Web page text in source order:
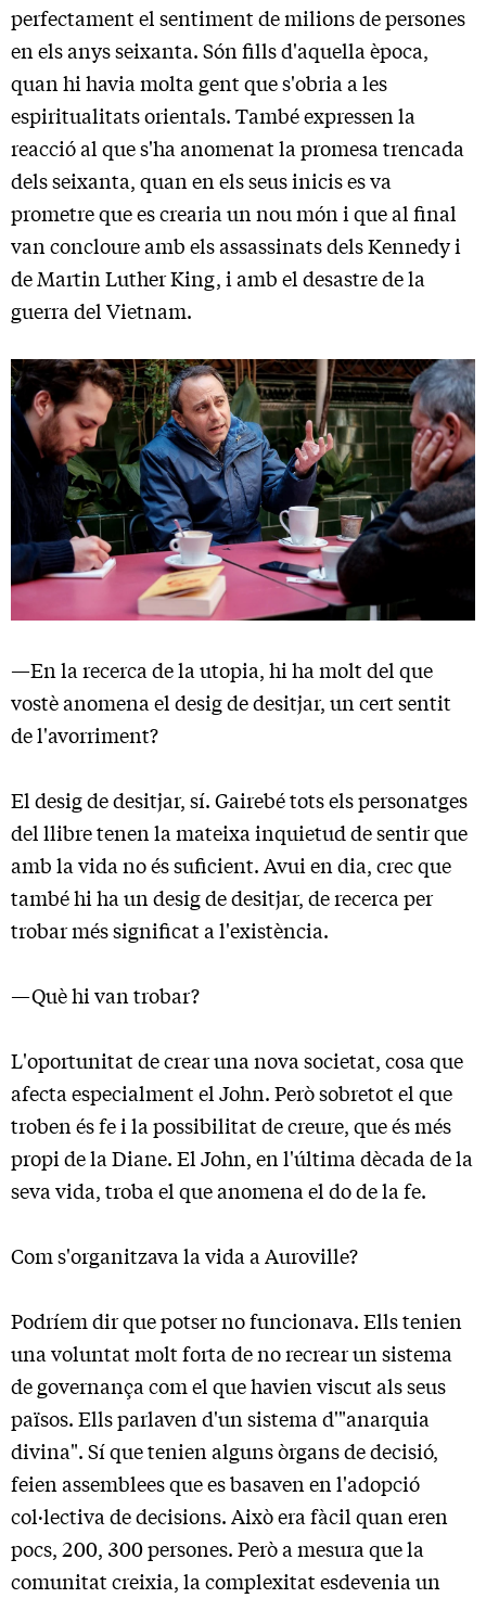
perfectament el sentiment de milions de persones
en els anys seixanta. Són fills d'aquella època,
quan hi havia molta gent que s'obria a les
espiritualitats orientals. També expressen la
reacció al que s'ha anomenat la promesa trencada
dels seixanta, quan en els seus inicis es va
prometre que es crearia un nou món i que al final
van concloure amb els assassinats dels Kennedy i
de Martin Luther King, i amb el desastre de la
guerra del Vietnam.
—En la recerca de la utopia, hi ha molt del que
vostè anomena el desig de desitjar, un cert sentit
de l'avorriment?
El desig de desitjar, sí. Gairebé tots els personatges
del llibre tenen la mateixa inquietud de sentir que
amb la vida no és suficient. Avui en dia, crec que
també hi ha un desig de desitjar, de recerca per
trobar més significat a l'existència.
—Què hi van trobar?
L'oportunitat de crear una nova societat, cosa que
afecta especialment el John. Però sobretot el que
troben és fe i la possibilitat de creure, que és més
propi de la Diane. El John, en l'última dècada de la
seva vida, troba el que anomena el do de la fe.
Com s'organitzava la vida a Auroville?
Podríem dir que potser no funcionava. Ells tenien
una voluntat molt forta de no recrear un sistema
de governança com el que havien viscut als seus
països. Ells parlaven d'un sistema d'"anarquia
divina". Sí que tenien alguns òrgans de decisió,
feien assemblees que es basaven en l'adopció
col·lectiva de decisions. Això era fàcil quan eren
pocs, 200, 300 persones. Però a mesura que la
comunitat creixia, la complexitat esdevenia un